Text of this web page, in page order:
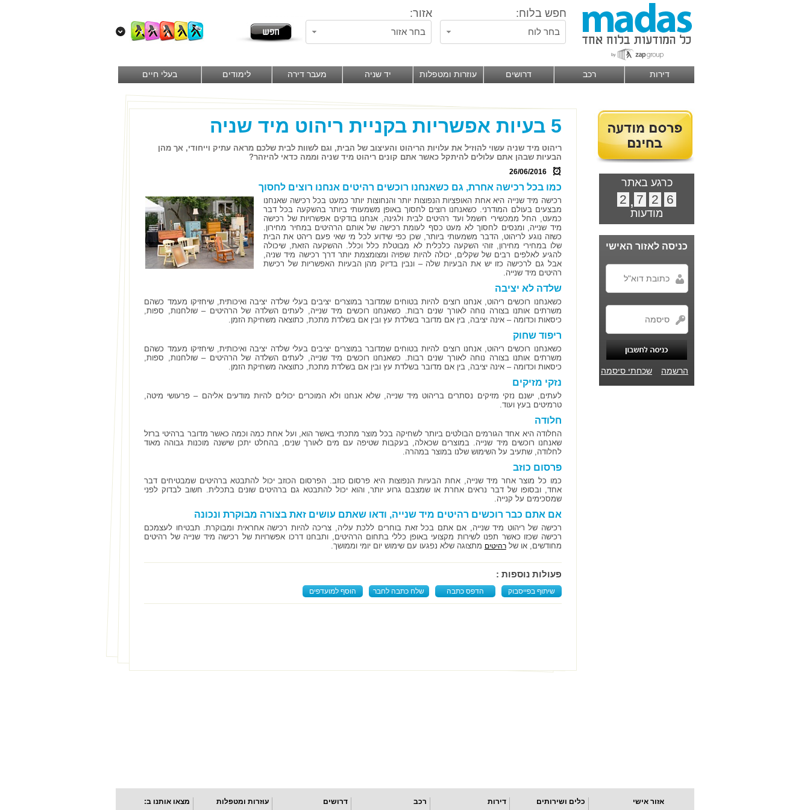
חפש בלוח: אזור:
בחר לוח בחר אזור
דירות רכב דרושים עוזרות ומטפלות יד שניה מעבר דירה לימודים בעלי חיים
כרגע באתר
6
2
7
,
2
מודעות
כניסה לאזור האישי
הרשמה שכחתי סיסמה
5 בעיות אפשריות בקניית ריהוט מיד שניה
ריהוט מיד שניה עשוי להוזיל את עלויות הריהוט והעיצוב של הבית, וגם לשוות לבית שלכם מראה עתיק וייחודי, אך מהן
הבעיות שבהן אתם עלולים להיתקל כאשר אתם קונים ריהוט מיד שניה וממה כדאי להיזהר?
26/06/2016
כמו בכל רכישה אחרת, גם כשאנחנו רוכשים רהיטים אנחנו רוצים לחסוך
רכישה מיד שנייה היא אחת האופציות הנפוצות יותר והנחוצות יותר כמעט בכל רכישה שאנחנו
מבצעים בעולם המודרני. כשאנחנו רוצים לחסוך באופן משמעותי ביותר בהשקעה בכל דבר
כמעט, החל ממכשירי חשמל ועד רהיטים לבית ולגינה, אנחנו בודקים אפשרויות של רכישה
מיד שנייה, ומנסים לחסוך לא מעט כסף לעומת רכישה של אותם הרהיטים במחיר מחירון.
כשזה נוגע לריהוט, הדבר משמעותי ביותר, שכן כפי שידוע לכל מי שאי פעם ריהט את הבית
שלו במחירי מחירון, זוהי השקעה כלכלית לא מבוטלת כלל וכלל. ההשקעה הזאת, שיכולה
להגיע לאלפים רבים של שקלים, יכולה להיות שפויה ומצומצמת יותר דרך רכישה מיד שניה,
אבל גם לרכישה כזו יש את הבעיות שלה – ונבין בדיוק מהן הבעיות האפשריות של רכישת
רהיטים מיד שנייה.
שלדה לא יציבה
כשאנחנו רוכשים ריהוט, אנחנו רוצים להיות בטוחים שמדובר במוצרים יציבים בעלי שלדה יציבה ואיכותית, שיחזיקו מעמד כשהם
משרתים אותנו בצורה נוחה לאורך שנים רבות. כשאנחנו רוכשים מיד שנייה, לעתים השלדה של הרהיטים – שולחנות, ספות,
כיסאות וכדומה – אינה יציבה, בין אם מדובר בשלדת עץ ובין אם בשלדת מתכת, כתוצאה משחיקת הזמן.
ריפוד שחוק
כשאנחנו רוכשים ריהוט, אנחנו רוצים להיות בטוחים שמדובר במוצרים יציבים בעלי שלדה יציבה ואיכותית, שיחזיקו מעמד כשהם
משרתים אותנו בצורה נוחה לאורך שנים רבות. כשאנחנו רוכשים מיד שנייה, לעתים השלדה של הרהיטים – שולחנות, ספות,
כיסאות וכדומה – אינה יציבה, בין אם מדובר בשלדת עץ ובין אם בשלדת מתכת, כתוצאה משחיקת הזמן.
נזקי מזיקים
לעתים, ישנם נזקי מזיקים נסתרים בריהוט מיד שנייה, שלא אנחנו ולא המוכרים יכולים להיות מודעים אליהם – פרעושי מיטה,
טרמיטים בעץ ועוד.
חלודה
החלודה היא אחד הגורמים הבולטים ביותר לשחיקה בכל מוצר מתכתי באשר הוא, ועל אחת כמה וכמה כאשר מדובר ברהיטי ברזל
שאנחנו רוכשים מיד שנייה. במוצרים שכאלה, בעקבות שטיפה עם מים לאורך שנים, בהחלט יתכן שישנה מוכנות גבוהה מאוד
לחלודה, שתעיב על השימוש שלנו במוצר במהרה.
פרסום כוזב
כמו כל מוצר אחר מיד שנייה, אחת הבעיות הנפוצות היא פרסום כוזב. הפרסום הכוזב יכול להתבטא ברהיטים שמבטיחים דבר
אחד, ובסופו של דבר נראים אחרת או שמצבם גרוע יותר, והוא יכול להתבטא גם ברהיטים שונים בתכלית. חשוב לבדוק לפני
שמסכימים על קנייה.
אם אתם כבר רוכשים רהיטים מיד שנייה, ודאו שאתם עושים זאת בצורה מבוקרת ונכונה
רכישה של ריהוט מיד שנייה, אם אתם בכל זאת בוחרים ללכת עליה, צריכה להיות רכישה אחראית ומבוקרת. תבטיחו לעצמכם
רכישה שכזו כאשר תפנו לשירות מקצועי באופן כללי בתחום הרהיטים, ותבחנו דרכו אפשרויות של רכישה מיד שנייה של רהיטים
מחודשים, או שלרהיטים מתצוגה שלא נפגעו עם שימוש יום יומי וממושך.
פעולות נוספות :
שיתוף בפייסבוק הדפס כתבה שלח כתבה לחבר הוסף למועדפים
אזור אישי כלים ושירותים דירות רכב דרושים עוזרות ומטפלות מצאו אותנו ב: